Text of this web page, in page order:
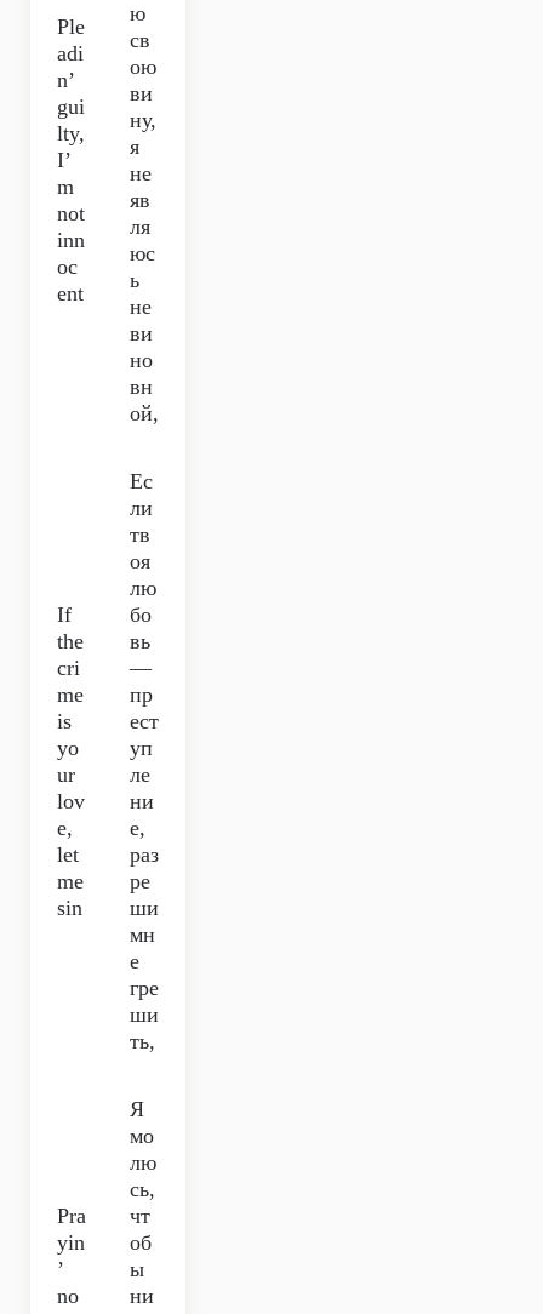
Ple
adi
n’
gui
lty,
I’
m
not
inn
oc
ent
ю
св
ою
ви
ну,
я
не
яв
ля
юс
ь
не
ви
но
вн
ой,
If
the
cri
me
is
yo
ur
lov
e,
let
me
sin
Ес
ли
тв
оя
лю
бо
вь
—
пр
ест
уп
ле
ни
е,
раз
ре
ши
мн
е
гре
ши
ть,
Pra
yin
’
no
Я
мо
лю
сь,
чт
об
ы
ни